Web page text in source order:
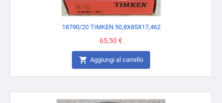
18790/20 TIMKEN 50,8X85X17,462
Prezzo
65,50 €
 Aggiungi al carrello